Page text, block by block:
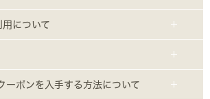
について
ーポンを入手する方法について